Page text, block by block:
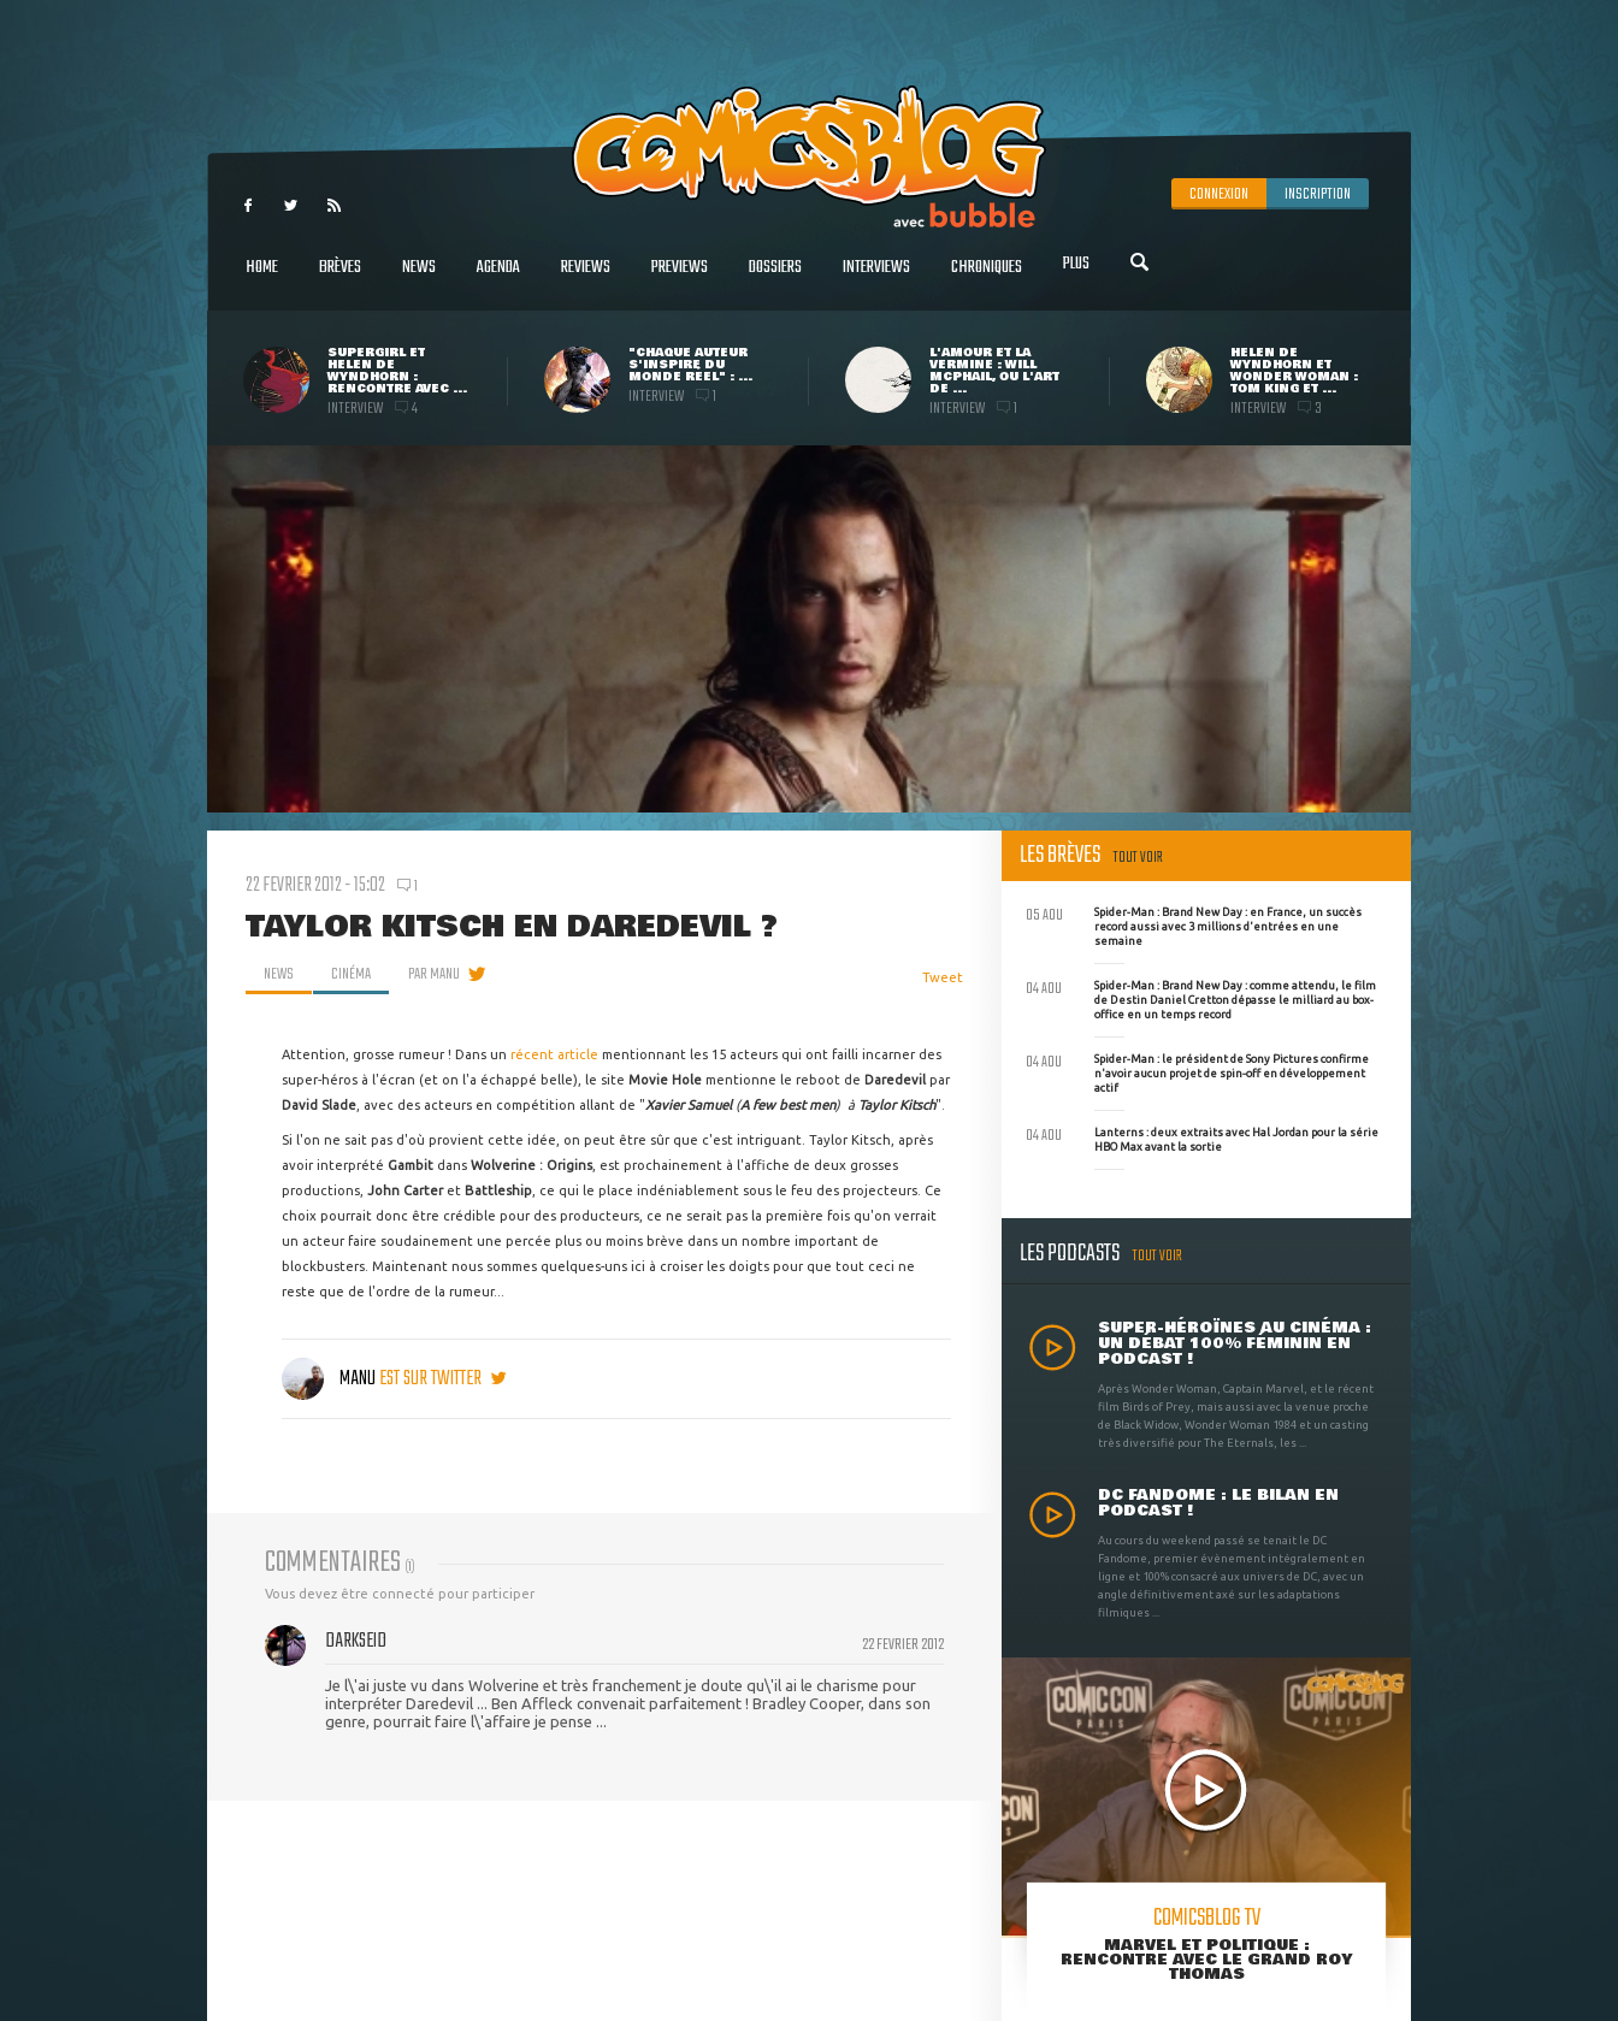
CONNEXION INSCRIPTION
HOME BRÈVES NEWS AGENDA REVIEWS PREVIEWS DOSSIERS INTERVIEWS CHRONIQUES PLUS
SUPERGIRL ET
HELEN DE
WYNDHORN :
RENCONTRE AVEC ...
INTERVIEW 4
"CHAQUE AUTEUR
S'INSPIRE DU
MONDE RÉEL" : ...
INTERVIEW 1
L'AMOUR ET LA
VERMINE : WILL
MCPHAIL, OU L'ART
DE ...
INTERVIEW 1
HELEN DE
WYNDHORN ET
WONDER WOMAN :
TOM KING ET ...
INTERVIEW 3
22 FEVRIER 2012 - 15:02 1
TAYLOR KITSCH EN DAREDEVIL ?
NEWS CINÉMA PARMANU Tweet
Attention, grosse rumeur ! Dans un récent article mentionnant les 15 acteurs qui ont failli incarner des
super-héros à l'écran (et on l'a échappé belle), le site Movie Hole mentionne le reboot de Daredevil par
David Slade , avec des acteurs en compétition allant de "Xavier Samuel(A few best men) à Taylor Kitsch".
Si l'on ne sait pas d'où provient cette idée, on peut être sûr que c'est intriguant. Taylor Kitsch, après
avoir interprété Gambit dans Wolverine : Origins, est prochainement à l'affiche de deux grosses
productions, John Carteret Battleship , ce qui le place indéniablement sous le feu des projecteurs. Ce
choix pourrait donc être crédible pour des producteurs, ce ne serait pas la première fois qu'on verrait
un acteur faire soudainement une percée plus ou moins brève dans un nombre important de
blockbusters. Maintenant nous sommes quelques-uns ici à croiser les doigts pour que tout ceci ne
reste que de l'ordre de la rumeur...
MANUEST SUR TWITTER
COMMENTAIRES (1)
Vous devez être connecté pour participer
22 FEVRIER 2012
DARKSEID
Je l\'ai juste vu dans Wolverine et très franchement je doute qu\'il ai le charisme pour
interpréter Daredevil ... Ben Affleck convenait parfaitement ! Bradley Cooper, dans son
genre, pourrait faire l\'affaire je pense ...
LES BRÈVES TOUT VOIR
Spider-Man : Brand New Day : en France, un succès
record aussi avec 3 millions d'entrées en une
semaine
05 AOU
Spider-Man : Brand New Day : comme attendu, le film
de Destin Daniel Cretton dépasse le milliard au box-
office en un temps record
04 AOU
Spider-Man : le président de Sony Pictures confirme
n'avoir aucun projet de spin-off en développement
actif
04 AOU
Lanterns : deux extraits avec Hal Jordan pour la série
HBO Max avant la sortie
04 AOU
LES PODCASTS TOUT VOIR
SUPER-HÉROÏNES AU CINÉMA :
UN DÉBAT 100% FÉMININ EN
PODCAST !
Après Wonder Woman, Captain Marvel, et le récent
film Birds of Prey, mais aussi avec la venue proche
de Black Widow, Wonder Woman 1984 et un casting
très diversifié pour The Eternals, les ...
DC FANDOME : LE BILAN EN
PODCAST !
Au cours du weekend passé se tenait le DC
Fandome, premier évènement intégralement en
ligne et 100% consacré aux univers de DC, avec un
angle définitivement axé sur les adaptations
filmiques ...
COMICSBLOG TV
MARVEL ET POLITIQUE :
RENCONTRE AVEC LE GRAND ROY
THOMAS